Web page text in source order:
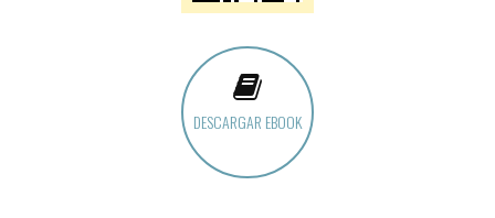
DESCARGAR EBOOK